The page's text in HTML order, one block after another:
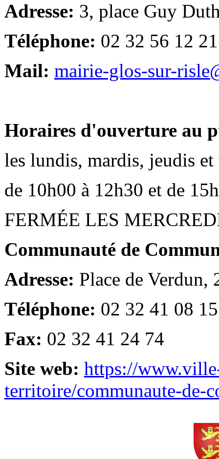
Adresse: 3, place Guy
Téléphone: 02 32 56 12 21
Mail: mairie-glos-sur-
Horaires d'ouverture au
les lundis, mardis, jeudis et
de 10h00 à 12h30 et de
FERMÉE LES
Communauté de
Adresse: Place de Verdun,
Téléphone: 02 32 41 08 15
Fax: 02 32 41 24 74
Site web: https://
territoire/communaute-de-